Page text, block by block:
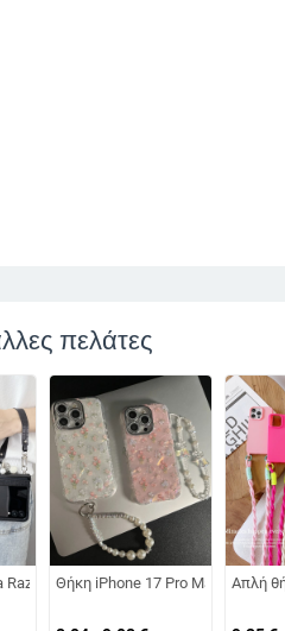
πελάτες
50/60 με αναδιπλούμενο βραχιόλι
Θήκη iPhone 17 Pro Max μεΑπλή